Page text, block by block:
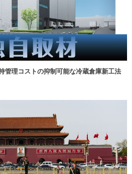
管理コストの抑制可能な冷蔵倉庫新工法